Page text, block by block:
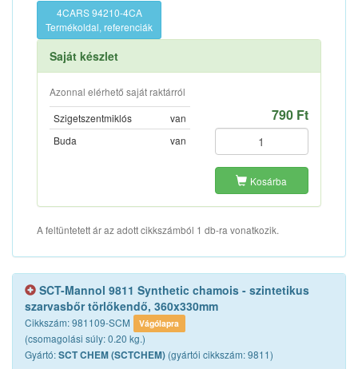
4CARS 94210-4CA
Termékoldal, referenciák
Saját készlet
Azonnal elérhető saját raktárról
Szigetszentmiklós
van
Buda
van
790 Ft
Kosárba
A feltüntetett ár az adott cikkszámból 1 db-ra vonatkozik.
SCT-Mannol 9811 Synthetic chamois - szintetikus
szarvasbőr törlőkendő, 360x330mm
Cikkszám: 981109-SCM Vágólapra
(csomagolási súly: 0.20 kg.)
Gyártó:SCT CHEM (SCTCHEM) (gyártói cikkszám: 9811)